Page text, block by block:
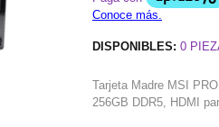
DISPONIBLES: 0
Tarjeta Madre MSI
256GB DDR5, HDMI